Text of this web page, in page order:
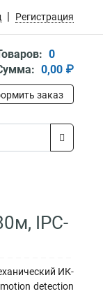
Регистрация
0
0,00 ₽
заказ
IPC-
ИК-
detection